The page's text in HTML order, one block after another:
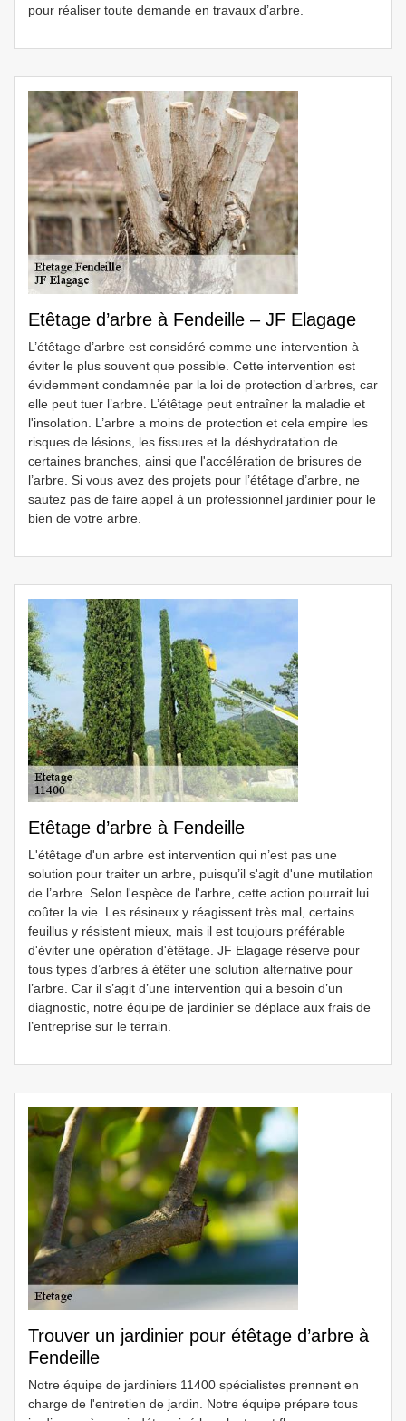
pour réaliser toute demande en travaux d’arbre.
Etêtage d’arbre à Fendeille – JF Elagage
L’étêtage d’arbre est considéré comme une intervention à
éviter le plus souvent que possible. Cette intervention est
évidemment condamnée par la loi de protection d’arbres, car
elle peut tuer l’arbre. L’étêtage peut entraîner la maladie et
l'insolation. L’arbre a moins de protection et cela empire les
risques de lésions, les fissures et la déshydratation de
certaines branches, ainsi que l'accélération de brisures de
l’arbre. Si vous avez des projets pour l’étêtage d’arbre, ne
sautez pas de faire appel à un professionnel jardinier pour le
bien de votre arbre.
Etêtage d’arbre à Fendeille
L'étêtage d'un arbre est intervention qui n’est pas une
solution pour traiter un arbre, puisqu’il s'agit d'une mutilation
de l’arbre. Selon l'espèce de l'arbre, cette action pourrait lui
coûter la vie. Les résineux y réagissent très mal, certains
feuillus y résistent mieux, mais il est toujours préférable
d'éviter une opération d'étêtage. JF Elagage réserve pour
tous types d’arbres à étêter une solution alternative pour
l’arbre. Car il s’agit d’une intervention qui a besoin d’un
diagnostic, notre équipe de jardinier se déplace aux frais de
l’entreprise sur le terrain.
Trouver un jardinier pour étêtage d’arbre à
Fendeille
Notre équipe de jardiniers 11400 spécialistes prennent en
charge de l'entretien de jardin. Notre équipe prépare tous